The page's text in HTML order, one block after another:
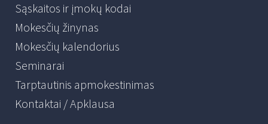
Sąskaitos ir įmokų kodai
Mokesčių žinynas
Mokesčių kalendorius
Seminarai
Tarptautinis apmokestinimas
Kontaktai / Apklausa